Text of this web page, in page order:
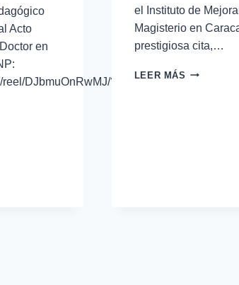
Acto
en
DJbmuOnRwMJ/?
el Instituto de
Magisterio en
prestigiosa cita,…
LEER MÁS